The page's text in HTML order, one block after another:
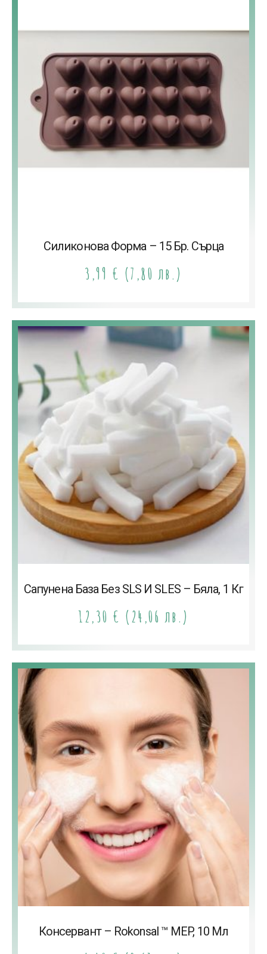
Силиконова Форма – 15 Бр. Сърца
3,99 € (7,80 лв.)
Сапунена База Без SLS И SLES – Бяла, 1 Кг
12,30 € (24,06 лв.)
Консервант – Rokonsal ™ MEP, 10 Мл